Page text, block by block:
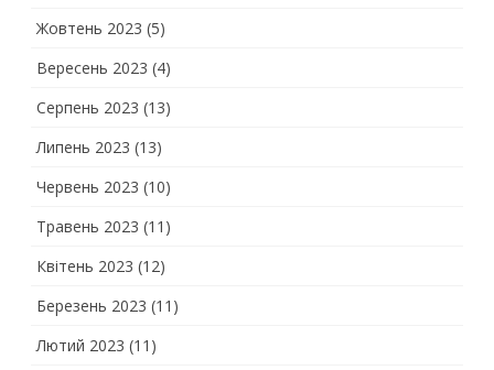
Жовтень 2023 (5)
Вересень 2023 (4)
Серпень 2023 (13)
Липень 2023 (13)
Червень 2023 (10)
Травень 2023 (11)
Квітень 2023 (12)
Березень 2023 (11)
Лютий 2023 (11)